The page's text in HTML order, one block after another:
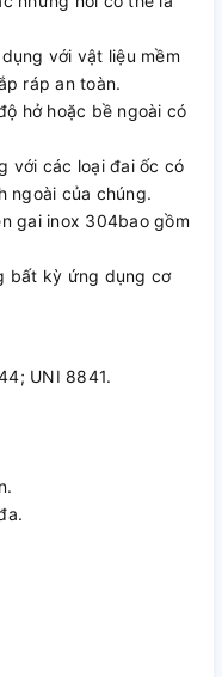
với vật liệu mềm
ráp an toàn.
hở hoặc bề ngoài có
với các loại đai ốc có
ngoài của chúng.
gai inox 304bao gồm
bất kỳ ứng dụng cơ
UNI 8841.